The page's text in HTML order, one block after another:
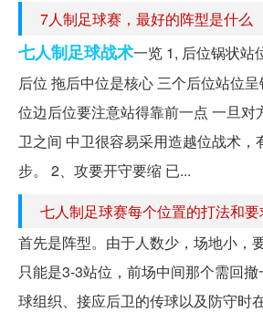
7人制足球赛，最好的阵型是什么
七人制足球战术一览 1, 后位锅状站
后位 拖后中位是核心 三个后位站位
位边后位要注意站得靠前一点 一旦对
卫之间 中卫很容易采用造越位战术，
步。 2、攻要开守要缩 已...
七人制足球赛每个位置的打法和要
首先是阵型。由于人数少，场地小，
只能是3-3站位，前场中间那个需回
球组织、接应后卫的传球以及防守时